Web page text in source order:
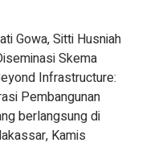
Gowa, Sitti Husniah
Skema
Infrastructure:
Pembangunan
berlangsung di
Kamis